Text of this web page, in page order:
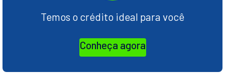
Temos o crédito ideal para você
Conheça agora